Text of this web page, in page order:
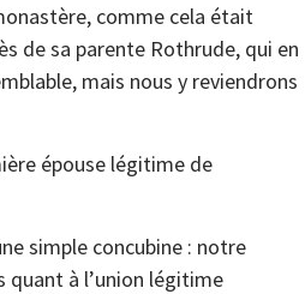
comme cela était
de sa parente Rothrude, qui en
mais nous y reviendrons
épouse légitime de
simple concubine : notre
quant à l’union légitime